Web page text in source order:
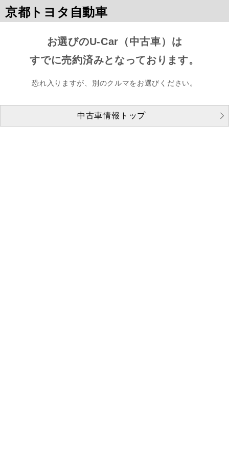
京都トヨタ自動車
お選びのU-Car（中古車）は
すでに売約済みとなっております。
恐れ入りますが、別のクルマをお選びください。
中古車情報トップ